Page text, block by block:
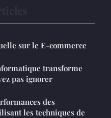
sur le E-commerce
transforme
pas ignorer
des
les techniques de